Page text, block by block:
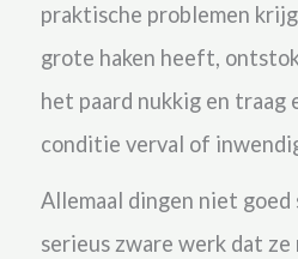
praktische problemen
grote haken heeft,
het paard nukkig en traag
conditie verval of
Allemaal dingen niet goed
serieus zware werk dat